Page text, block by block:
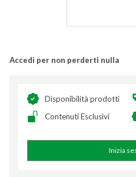
Accedi per non perderti nulla
Disponibilità prodotti
Contenuti Esclusivi
Inizia